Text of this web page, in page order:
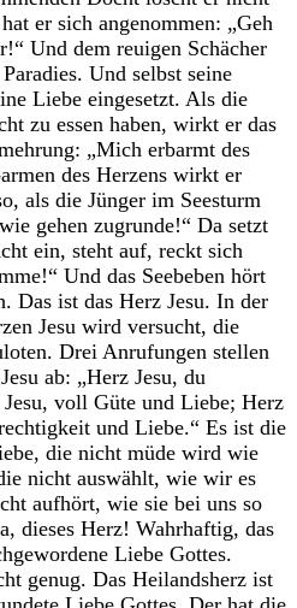
er sich angenommen: „Geh
Und dem reuigen Schächer
Und selbst seine
Liebe eingesetzt. Als die
zu essen haben, wirkt er das
„Mich erbarmt des
des Herzens wirkt er
als die Jünger im Seesturm
gehen zugrunde!“ Da setzt
ein, steht auf, reckt sich
Und das Seebeben hört
Das ist das Herz Jesu. In der
Jesu wird versucht, die
Drei Anrufungen stellen
ab: „Herz Jesu, du
voll Güte und Liebe; Herz
und Liebe.“ Es ist die
die nicht müde wird wie
nicht auswählt, wie wir es
aufhört, wie sie bei uns so
dieses Herz! Wahrhaftig, das
Liebe Gottes.
genug. Das Heilandsherz ist